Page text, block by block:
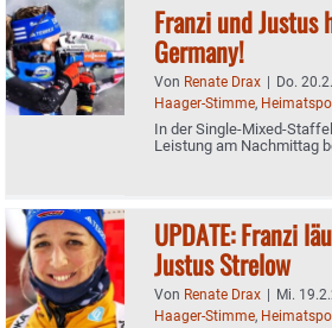
Franzi und Justus
Germany!
Von Renate Drax | Do.
Haager-Stimme,
In der Single-Mixed-
Leistung am Nachmittag
UPDATE: Franzi
Justus Strelow
Von Renate Drax | Mi.
Haager-Stimme,